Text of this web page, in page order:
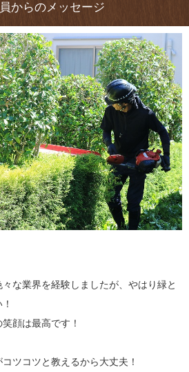
からのメッセージ
な業界を経験しましたが、やはり緑と
顔は最高です！
ツコツと教えるから大丈夫！